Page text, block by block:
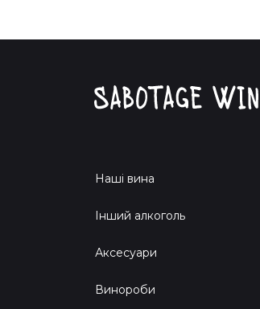
Наші вина
Інший алкоголь
Аксесуари
Винороби